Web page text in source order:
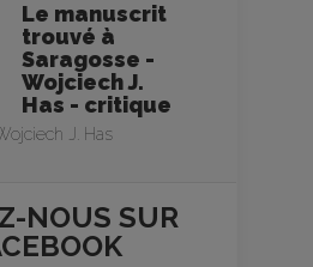
Le manuscrit
trouvé à
Saragosse -
Wojciech J.
Has - critique
J. Has
NOUS SUR